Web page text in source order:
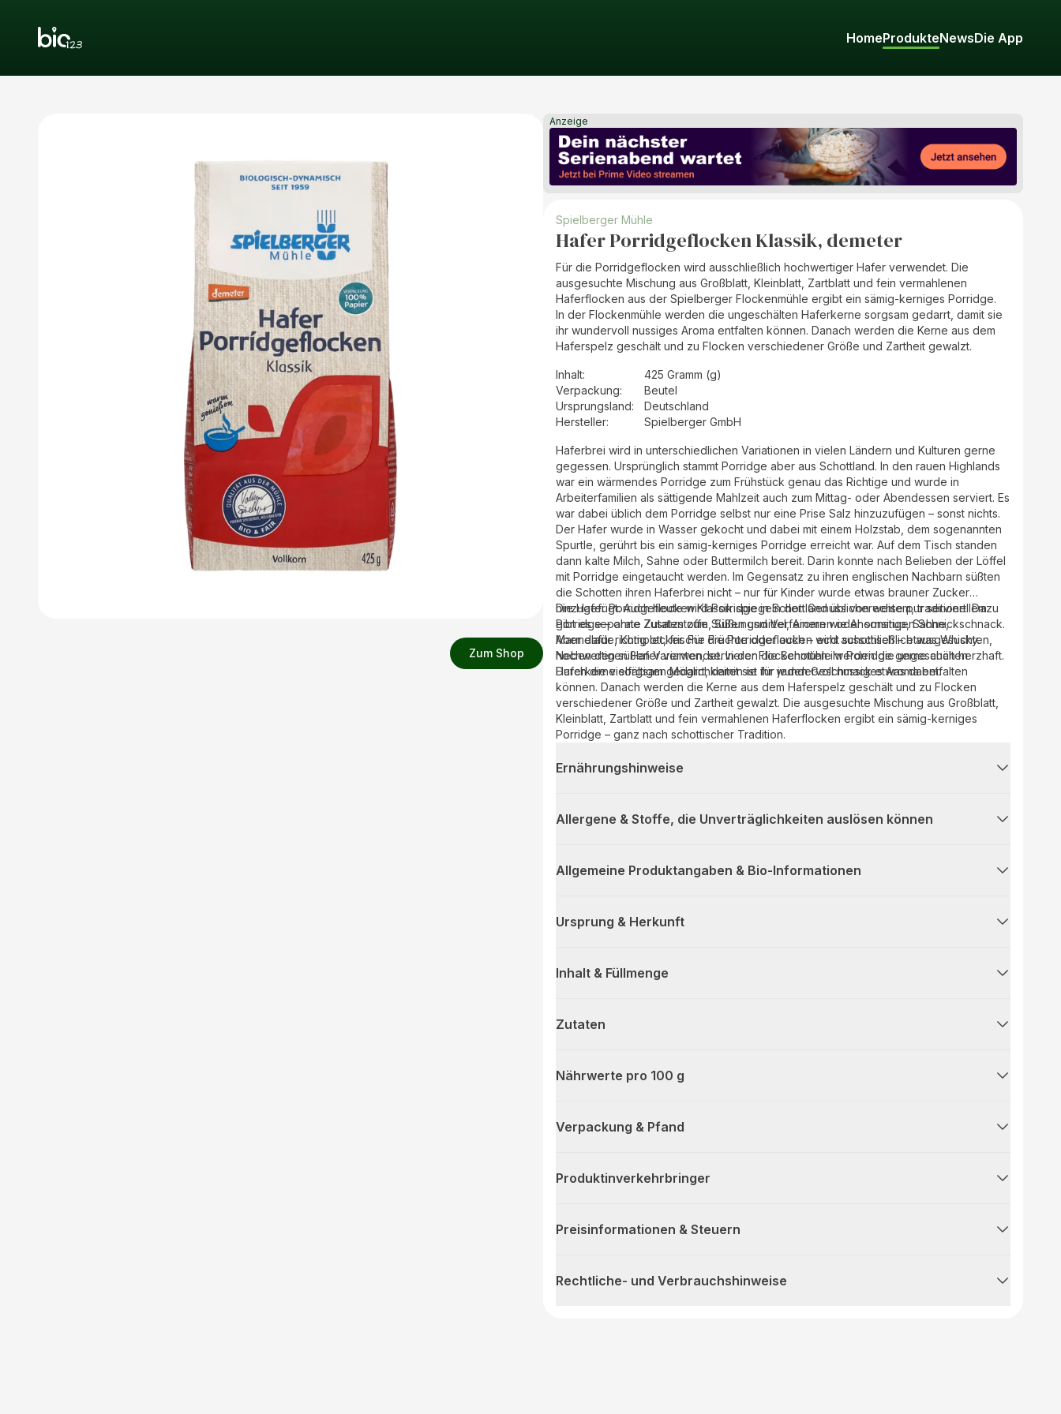
HomeProdukteNewsDie App
Zum Shop
Anzeige
Spielberger Mühle
Hafer Porridgeflocken Klassik, demeter
Für die Porridgeflocken wird ausschließlich hochwertiger Hafer verwendet. Die
ausgesuchte Mischung aus Großblatt, Kleinblatt, Zartblatt und fein vermahlenen
Haferflocken aus der Spielberger Flockenmühle ergibt ein sämig-kerniges Porridge.
In der Flockenmühle werden die ungeschälten Haferkerne sorgsam gedarrt, damit sie
ihr wundervoll nussiges Aroma entfalten können. Danach werden die Kerne aus dem
Haferspelz geschält und zu Flocken verschiedener Größe und Zartheit gewalzt.
Inhalt:
425 Gramm (g)
Verpackung:
Beutel
Ursprungsland:
Deutschland
Hersteller: Spielberger GmbH
Haferbrei wird in unterschiedlichen Variationen in vielen Ländern und Kulturen gerne
gegessen. Ursprünglich stammt Porridge aber aus Schottland. In den rauen Highlands
war ein wärmendes Porridge zum Frühstück genau das Richtige und wurde in
Arbeiterfamilien als sättigende Mahlzeit auch zum Mittag- oder Abendessen serviert. Es
war dabei üblich dem Porridge selbst nur eine Prise Salz hinzuzufügen – sonst nichts.
Der Hafer wurde in Wasser gekocht und dabei mit einem Holzstab, dem sogenannten
Spurtle, gerührt bis ein sämig-kerniges Porridge erreicht war. Auf dem Tisch standen
dann kalte Milch, Sahne oder Buttermilch bereit. Darin konnte nach Belieben der Löffel
mit Porridge eingetaucht werden. Im Gegensatz zu ihren englischen Nachbarn süßten
die Schotten ihren Haferbrei nicht – nur für Kinder wurde etwas brauner Zucker
hinzugefügt. Auch heute wird Porridge in Schottland üblicherweise pur serviert. Dazu
gibt es separate Zutaten zum Süßen und Verfeinern wie Ahornsirup, Sahne,
Marmelade, Kompott, frische Früchte oder auch – echt schottisch – etwas Whisky.
Neben den süßen Varianten, servieren die Schotten ihr Porridge gerne auch herzhaft.
Durch die vielfältigen Möglichkeiten ist für jeden Geschmack etwas dabei.
Die Hafer Porridgeflocken Klassik spiegeln den Genuss von echtem, traditionellem
Porridge – ohne Zusatzstoffe, Süßungsmittel, Aromen oder sonstigen Schnickschnack.
Aber dafür richtig lecker. Für die Porridgeflocken wird ausschließlich ausgesuchten,
hochwertigen Hafer verwendet. In der Flockenmühle werden die ungeschälten
Haferkerne sorgsam gedarrt, damit sie ihr wundervoll nussiges Aroma entfalten
können. Danach werden die Kerne aus dem Haferspelz geschält und zu Flocken
verschiedener Größe und Zartheit gewalzt. Die ausgesuchte Mischung aus Großblatt,
Kleinblatt, Zartblatt und fein vermahlenen Haferflocken ergibt ein sämig-kerniges
Porridge – ganz nach schottischer Tradition.
Ernährungshinweise
Allergene & Stoffe, die Unverträglichkeiten auslösen können
Allgemeine Produktangaben & Bio-Informationen
Ursprung & Herkunft
Inhalt & Füllmenge
Zutaten
Nährwerte pro 100 g
Verpackung & Pfand
Produktinverkehrbringer
Preisinformationen & Steuern
Rechtliche- und Verbrauchshinweise